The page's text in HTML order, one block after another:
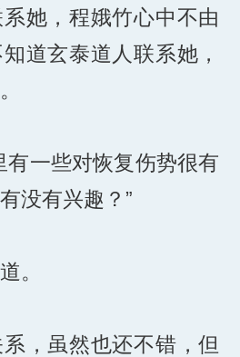
她，程娥竹心中不由
道玄泰道人联系她，
有一些对恢复伤势很有
没有兴趣？”
。
，虽然也还不错，但